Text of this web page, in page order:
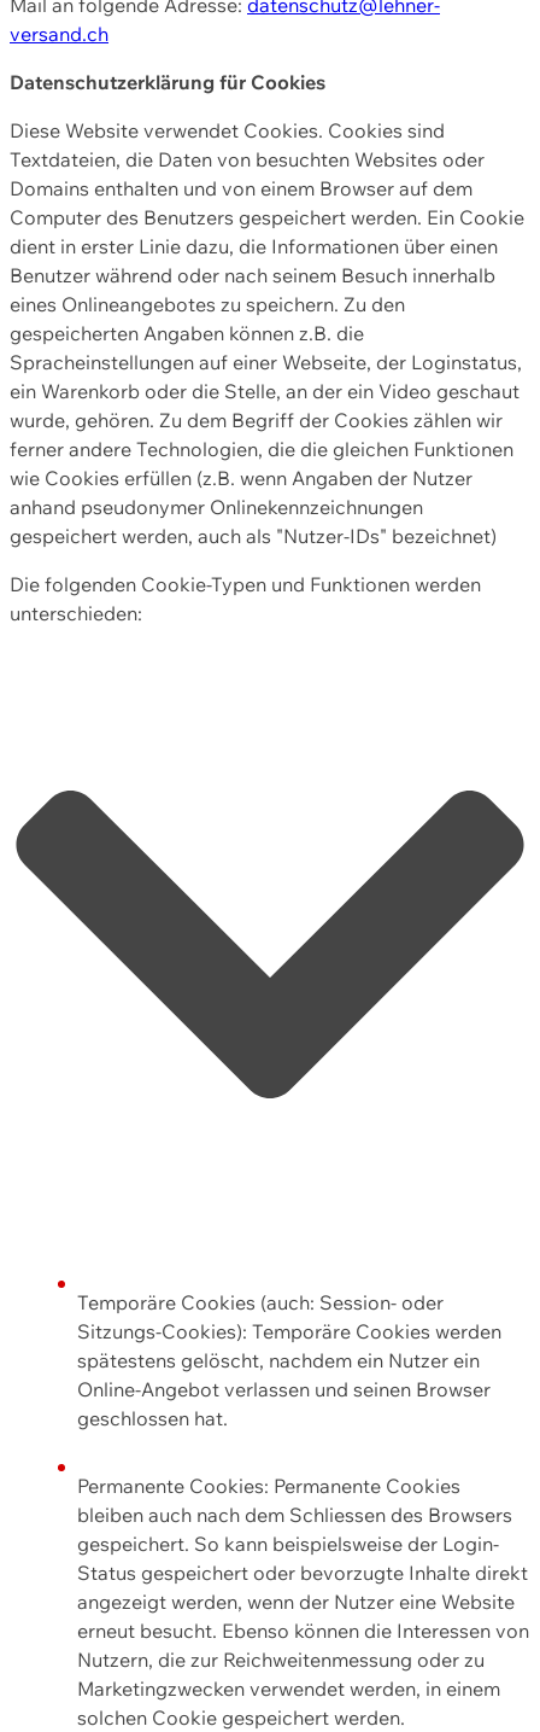
versand.ch
Datenschutzerklärung für Cookies
Diese Website verwendet Cookies. Cookies sind
Textdateien, die Daten von besuchten Websites oder
Domains enthalten und von einem Browser auf dem
Computer des Benutzers gespeichert werden. Ein Cookie
dient in erster Linie dazu, die Informationen über einen
Benutzer während oder nach seinem Besuch innerhalb
eines Onlineangebotes zu speichern. Zu den
gespeicherten Angaben können z.B. die
Spracheinstellungen auf einer Webseite, der Loginstatus,
ein Warenkorb oder die Stelle, an der ein Video geschaut
wurde, gehören. Zu dem Begriff der Cookies zählen wir
ferner andere Technologien, die die gleichen Funktionen
wie Cookies erfüllen (z.B. wenn Angaben der Nutzer
anhand pseudonymer Onlinekennzeichnungen
gespeichert werden, auch als "Nutzer-IDs" bezeichnet)
Die folgenden Cookie-Typen und Funktionen werden
unterschieden:
Temporäre Cookies (auch: Session- oder
Sitzungs-Cookies): Temporäre Cookies werden
spätestens gelöscht, nachdem ein Nutzer ein
Online-Angebot verlassen und seinen Browser
geschlossen hat.
Permanente Cookies: Permanente Cookies
bleiben auch nach dem Schliessen des Browsers
gespeichert. So kann beispielsweise der Login-
Status gespeichert oder bevorzugte Inhalte direkt
angezeigt werden, wenn der Nutzer eine Website
erneut besucht. Ebenso können die Interessen von
Nutzern, die zur Reichweitenmessung oder zu
Marketingzwecken verwendet werden, in einem
solchen Cookie gespeichert werden.